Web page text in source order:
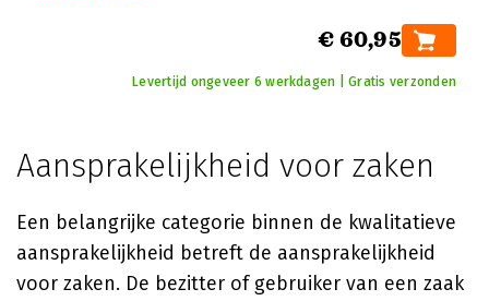
€ 60,95
Levertijd ongeveer 6 werkdagen | Gratis verzonden
Aansprakelijkheid voor zaken
Een belangrijke categorie binnen de kwalitatieve
aansprakelijkheid betreft de aansprakelijkheid
voor zaken. De bezitter of gebruiker van een zaak